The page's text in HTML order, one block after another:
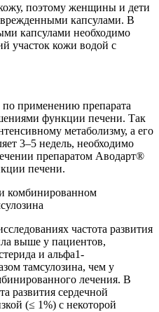
кожу, поэтому женщины и дети
капсулами. В
капсулами необходимо
участок кожи водой с
применению препарата
функции печени. Так
метаболизму, а его
3–5 недель, необходимо
препаратом Аводарт®
печени.
комбинированном
частота развития
выше у пациентов,
и альфа1-
тамсулозина, чем у
лечения. В
развития сердечной
(≤ 1%) с некоторой